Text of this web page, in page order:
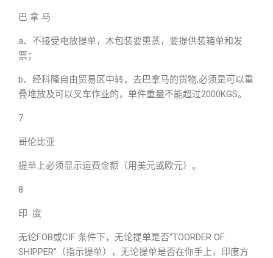
巴 拿 马
a、不接受电放提单，木包装要熏蒸，要提供装箱单和发
票；
b、经科隆自由贸易区中转，去巴拿马的货物,必须是可以重
叠堆放及可以叉车作业的，单件重量不能超过2000KGS。
7
哥伦比亚
提单上必须显示运费金额（用美元或欧元）。
8
印 度
无论FOB或CIF 条件下，无论提单是否“TOORDER OF
SHIPPER”（指示提单），无论提单是否在你手上，印度方